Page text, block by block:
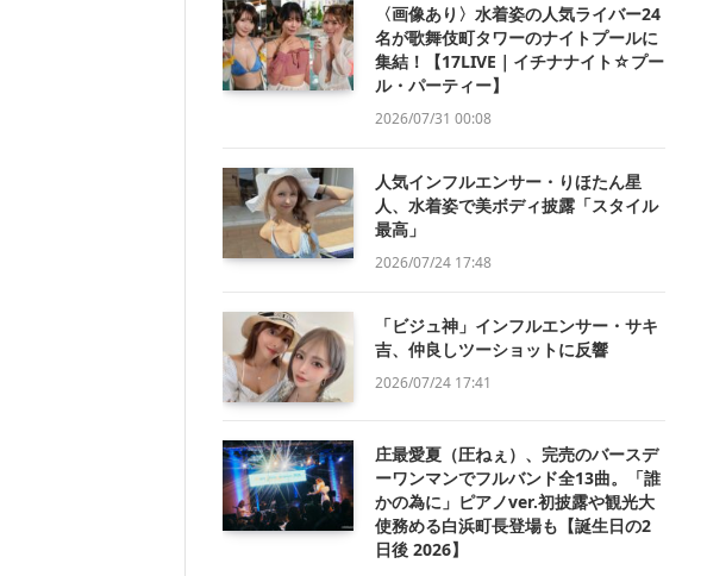
〈画像あり〉水着姿の人気ライバー24
名が歌舞伎町タワーのナイトプールに
集結！【17LIVE｜イチナナイト☆プー
ル・パーティー】
2026/07/31 00:08
人気インフルエンサー・りほたん星
人、水着姿で美ボディ披露「スタイル
最高」
2026/07/24 17:48
「ビジュ神」インフルエンサー・サキ
吉、仲良しツーショットに反響
2026/07/24 17:41
庄最愛夏（圧ねぇ）、完売のバースデ
ーワンマンでフルバンド全13曲。「誰
かの為に」ピアノver.初披露や観光大
使務める白浜町長登場も【誕生日の2
日後 2026】